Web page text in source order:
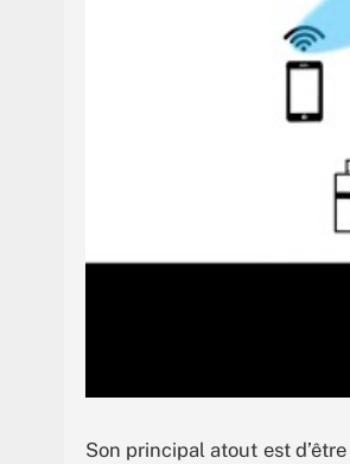
Son principal atout est d’être